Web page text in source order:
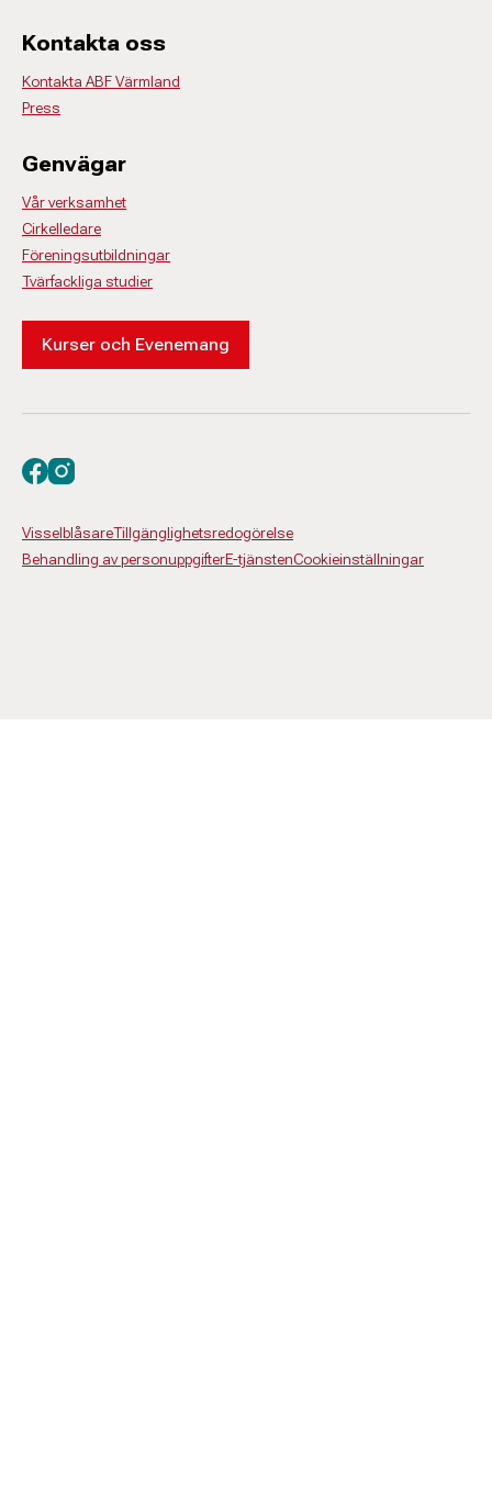
Kontakta oss
Kontakta ABF Värmland
Press
Genvägar
Vår verksamhet
Cirkelledare
Föreningsutbildningar
Tvärfackliga studier
Kurser och Evenemang
VisselblåsareTillgänglighetsredogörelse
Behandling av personuppgifterE-tjänstenCookieinställningar
Besök oss på facebook
Besök oss på instagram